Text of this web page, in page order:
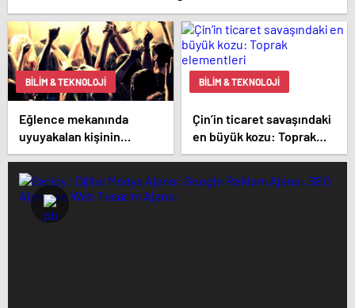
BILIM & TEKNOLOJI
Eğlence mekanında
uyuyakalan kişinin
kartından 370 bin lira
çekildi
BILIM & TEKNOLOJI
Çin’in ticaret savaşındaki
en büyük kozu: Toprak
elementleri